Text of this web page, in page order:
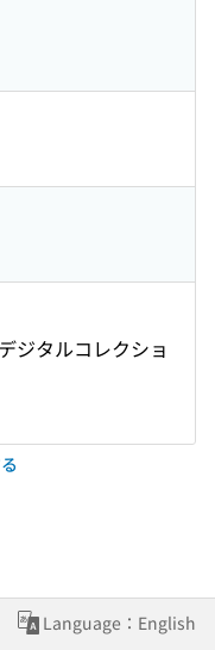
ジタルコレクショ
Language：English